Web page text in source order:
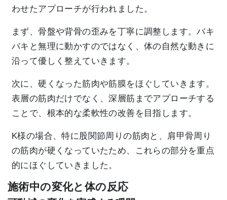
わせたアプローチが行われました。
まず、骨盤や背骨の歪みを丁寧に調整します。バキ
バキと無理に動かすのではなく、体の自然な動きに
沿って優しく整えていきます。
次に、硬くなった筋肉や筋膜をほぐしていきます。
表層の筋肉だけでなく、深層筋までアプローチする
ことで、根本的な柔軟性の改善を目指します。
K様の場合、特に股関節周りの筋肉と、肩甲骨周り
の筋肉が硬くなっていたため、これらの部分を重点
的にほぐしていきました。
施術中の変化と体の反応